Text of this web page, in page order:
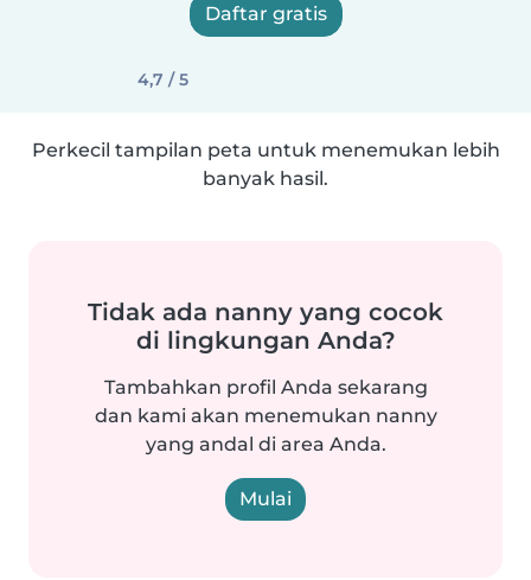
Daftar gratis
4,7 / 5
Perkecil tampilan peta untuk menemukan lebih
banyak hasil.
Tidak ada nanny yang cocok
di lingkungan Anda?
Tambahkan profil Anda sekarang
dan kami akan menemukan nanny
yang andal di area Anda.
Mulai